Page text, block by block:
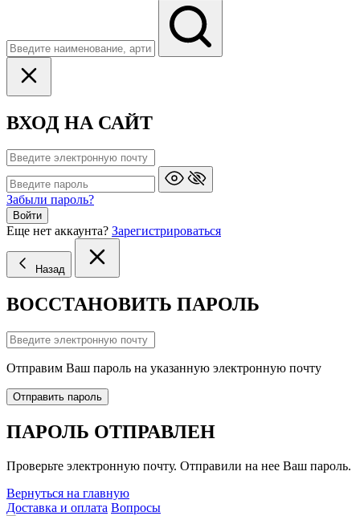
ВХОД НА САЙТ
Забыли пароль?
Войти
Еще нет аккаунта? Зарегистрироваться
Назад
ВОССТАНОВИТЬ ПАРОЛЬ
Отправим Ваш пароль на указанную электронную почту
Отправить пароль
ПАРОЛЬ ОТПРАВЛЕН
Проверьте электронную почту. Отправили на нее Ваш пароль.
Вернуться на главную
Доставка и оплата Вопросы